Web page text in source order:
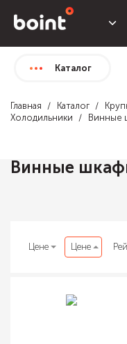
Каталог
Главная Каталог
Холодильники
Винные
Винные
Цене Цене